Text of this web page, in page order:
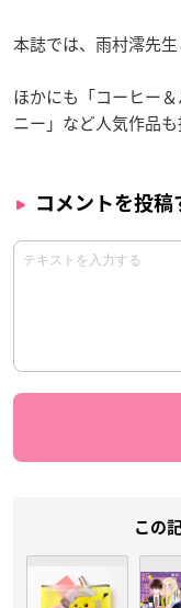
本誌では、雨村澪先
ほかにも「コーヒー
ニー」など人気作品も
コメントを投稿
この